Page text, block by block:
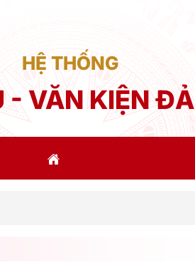
HỆ THỐNG
- VĂN KIỆN